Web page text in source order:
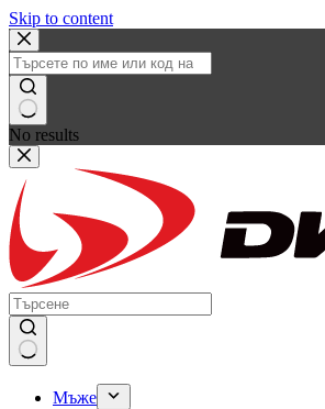
Skip to content
No results
Мъже